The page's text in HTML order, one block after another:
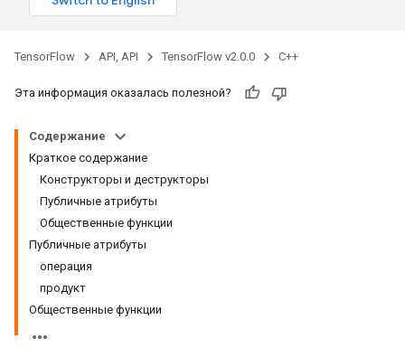
TensorFlow API, API TensorFlow v2.0.0 C++
Эта информация оказалась полезной?
Содержание
Краткое содержание
Конструкторы и деструкторы
Публичные атрибуты
Общественные функции
Публичные атрибуты
операция
продукт
Общественные функции